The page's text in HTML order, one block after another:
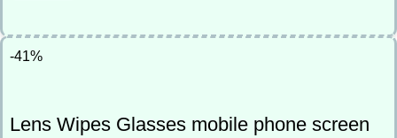
-41%
Lens Wipes Glasses mobile phone screen